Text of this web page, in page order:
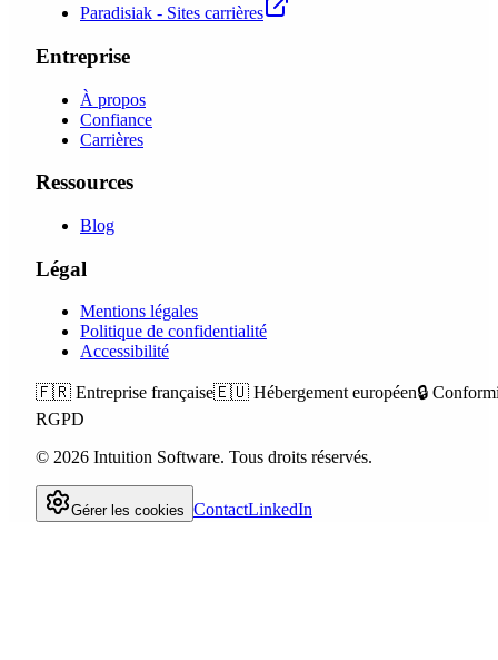
Paradisiak - Sites carrières
Entreprise
À propos
Confiance
Carrières
Ressources
Blog
Légal
Mentions légales
Politique de confidentialité
Accessibilité
🇫🇷 Entreprise française🇪🇺 Hébergement européen🔒
RGPD
© 2026 Intuition Software. Tous droits réservés.
Gérer les cookies ContactLinkedIn